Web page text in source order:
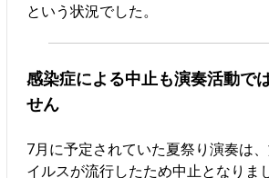
という状況でした。
感染症による中止も演奏活動で
せん
7月に予定されていた夏祭り演奏は
イルスが流行したため中止となりま